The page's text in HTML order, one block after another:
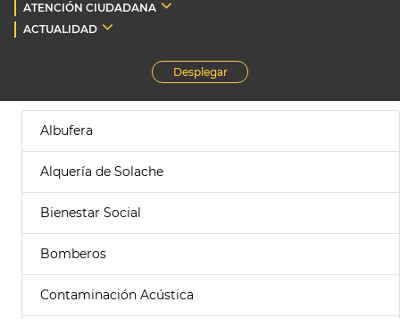
ATENCIÓN CIUDADANA
ACTUALIDAD
Desplegar
Albufera
Alquería de Solache
Bienestar Social
Bomberos
Contaminación Acústica